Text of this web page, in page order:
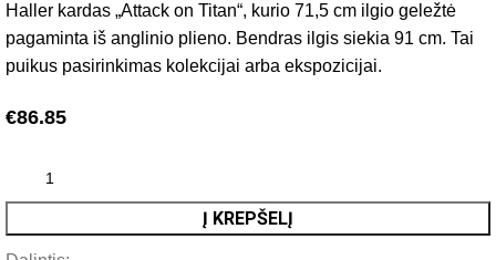
Haller kardas „Attack on Titan“, kurio 71,5 cm ilgio geležtė
pagaminta iš anglinio plieno. Bendras ilgis siekia 91 cm. Tai
puikus pasirinkimas kolekcijai arba ekspozicijai.
€86.85
Į KREPŠELĮ